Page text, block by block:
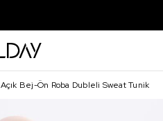
Açık Bej-Ön Roba Dubleli Sweat Tunik